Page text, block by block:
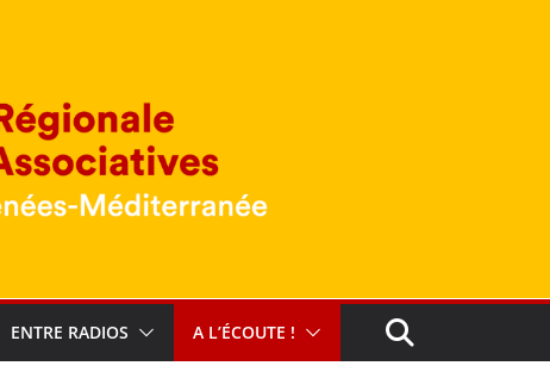
ENTRE RADIOS A L’ÉCOUTE !